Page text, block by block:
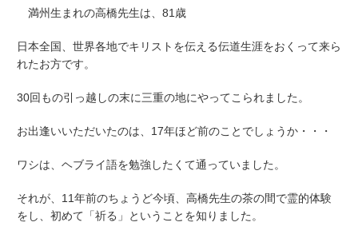
満州生まれの高橋先生は、81歳
日本全国、世界各地でキリストを伝える伝道生涯をおくって来ら
れたお方です。
30回もの引っ越しの末に三重の地にやってこられました。
お出逢いいただいたのは、17年ほど前のことでしょうか・・・
ワシは、ヘブライ語を勉強したくて通っていました。
それが、11年前のちょうど今頃、高橋先生の茶の間で霊的体験
をし、初めて「祈る」ということを知りました。